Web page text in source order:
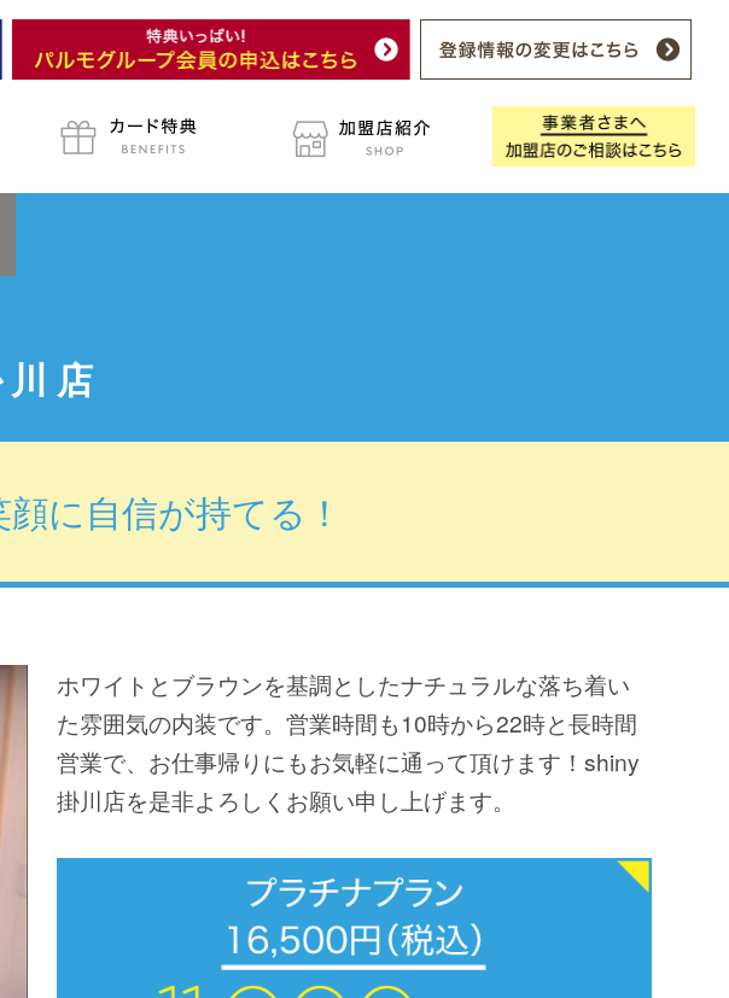
店
に自信が持てる！
ホワイトとブラウンを基調としたナチュラルな落ち着い
た雰囲気の内装です。営業時間も10時から22時と長時間
営業で、お仕事帰りにもお気軽に通って頂けます！shiny
掛川店を是非よろしくお願い申し上げます。